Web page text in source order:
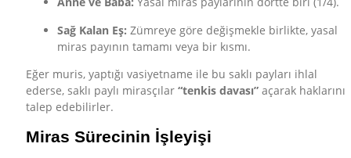
Sağ Kalan Eş: Zümreye göre değişmekle birlikte, yasal
miras payının tamamı veya bir kısmı.
Eğer muris, yaptığı vasiyetname ile bu saklı payları ihlal
ederse, saklı paylı mirasçılar“tenkis davası” açarak haklarını
talep edebilirler.
Miras Sürecinin İşleyişi